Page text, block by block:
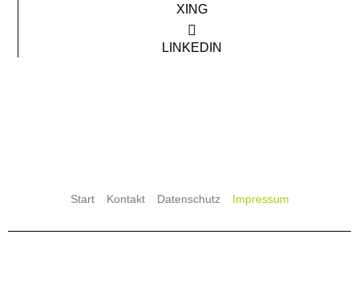
XING
LINKEDIN
Start Kontakt Datenschutz Impressum